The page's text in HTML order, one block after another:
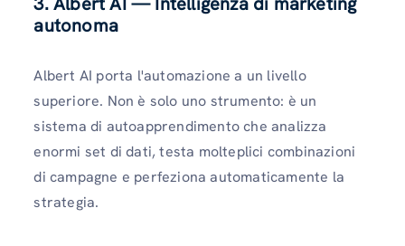
autonoma
Albert AI porta l'automazione a un livello
superiore. Non è solo uno strumento: è un
sistema di autoapprendimento che analizza
enormi set di dati, testa molteplici combinazioni
di campagne e perfeziona automaticamente la
strategia.